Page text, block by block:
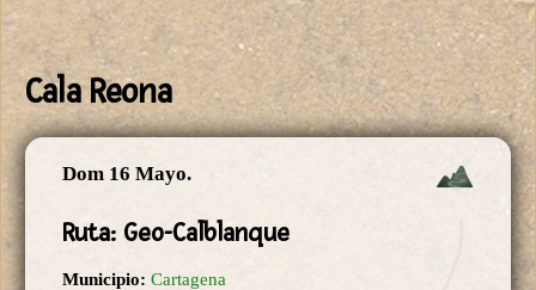
Cala Reona
Dom 16 Mayo.
Ruta: Geo-Calblanque
Municipio: Cartagena